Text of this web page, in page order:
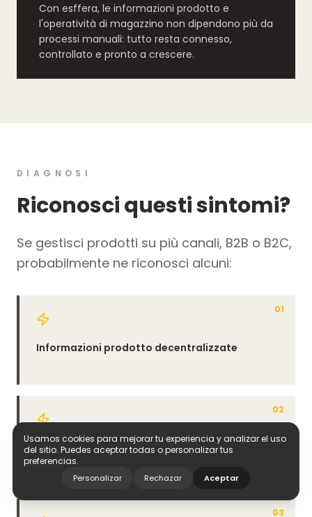
Con esffera, le informazioni prodotto e
l'operatività di magazzino non dipendono più da
processi manuali: tutto resta connesso,
controllato e pronto a crescere.
DIAGNOSI
Riconosci questi sintomi?
Se gestisci prodotti su più canali, B2B o B2C,
probabilmente ne riconosci alcuni:
01
Informazioni prodotto decentralizzate
02
Attività ripetitive che consumano
tempo
03
Usamos cookies para mejorar tu experiencia y analizar el uso
del sitio. Puedes aceptar todas o personalizar tus
preferencias.
Personalizar Rechazar Aceptar